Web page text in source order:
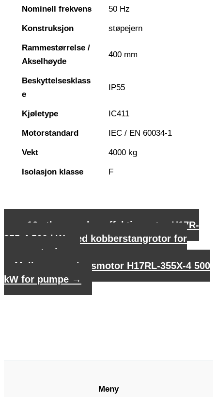
Nominell frekvens 50 Hz
Konstruksjon støpejern
Rammestørrelse /
Akselhøyde
400 mm
Beskyttelsesklass
e
IP55
Kjøletype IC411
Motorstandard IEC / EN 60034-1
Vekt 4000 kg
Isolasjon klasse F
16 stk. superhøyeffektiv motor H17R-
355-4 500 kW med kobberstangrotor for
pumpestasjon
Mellomspenningsmotor H17RL-355X-4 500
kW for pumpe →
Meny